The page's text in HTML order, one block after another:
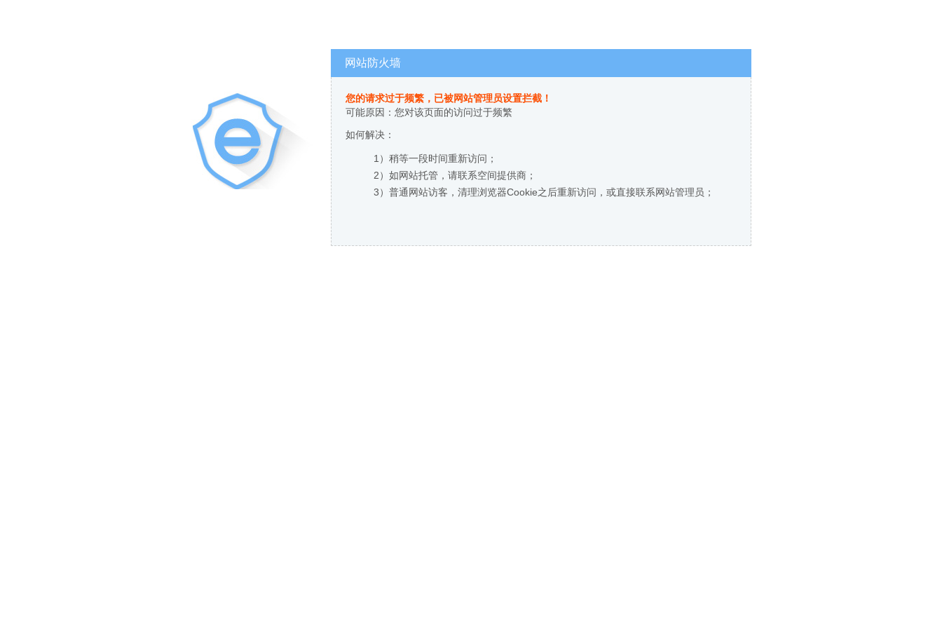
网站防火墙
您的请求过于频繁，已被网站管理员设置拦截！
可能原因：您对该页面的访问过于频繁
如何解决：
1）稍等一段时间重新访问；
2）如网站托管，请联系空间提供商；
3）普通网站访客，清理浏览器Cookie之后重新访问，或直接联系网站管理员；